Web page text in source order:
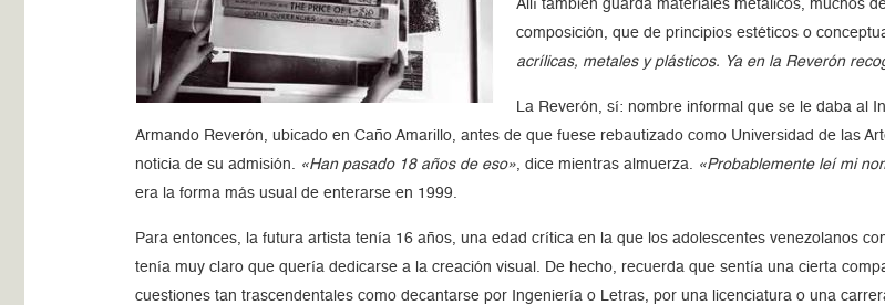
Allí también guarda materiales metálicos, muchos
composición, que de principios estéticos o
acrílicas, metales y plásticos. Ya en la Reverón
La Reverón, sí: nombre informal que se le daba al
Armando Reverón, ubicado en Caño Amarillo, antes de que fuese rebautizado como Universidad de las
noticia de su admisión.
«Han pasado 18 años de eso» , dice mientras almuerza. «Probablemente leí mi
era la forma más usual de enterarse en 1999.
Para entonces, la futura artista tenía 16 años, una edad crítica en la que los adolescentes venezolanos
tenía muy claro que quería dedicarse a la creación visual. De hecho, recuerda que sentía una cierta
cuestiones tan trascendentales como decantarse por Ingeniería o Letras, por una licenciatura o una